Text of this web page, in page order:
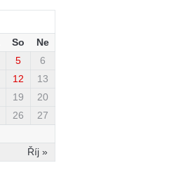
So Ne
Říj »
5
6
12
13
19
20
26
27